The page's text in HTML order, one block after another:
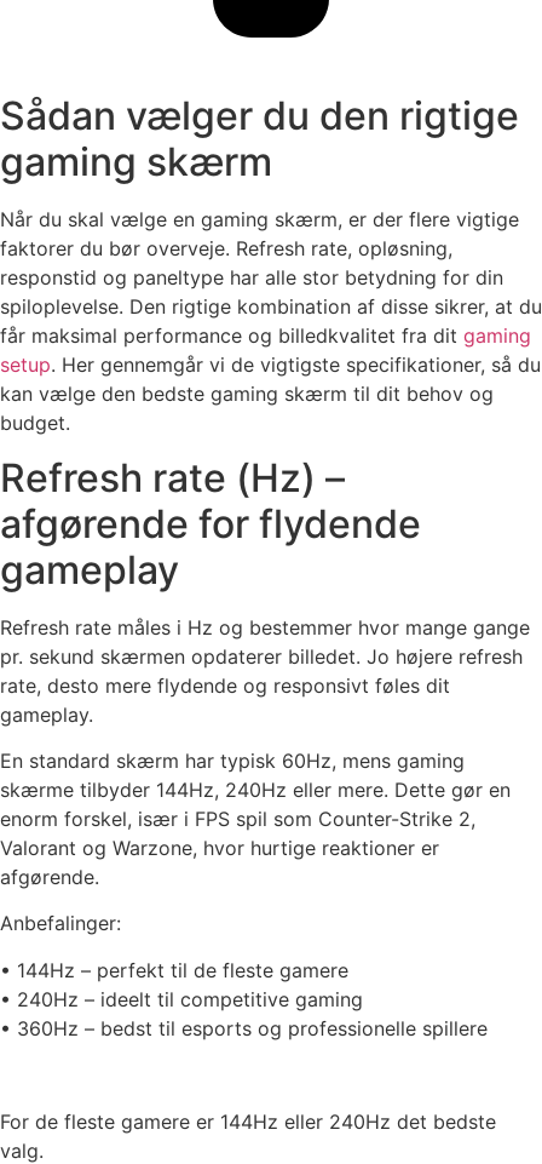
Sådan vælger du den rigtige
gaming skærm
Når du skal vælge en gaming skærm, er der flere vigtige
faktorer du bør overveje. Refresh rate, opløsning,
responstid og paneltype har alle stor betydning for din
spiloplevelse. Den rigtige kombination af disse sikrer, at du
får maksimal performance og billedkvalitet fra dit gaming
setup. Her gennemgår vi de vigtigste specifikationer, så du
kan vælge den bedste gaming skærm til dit behov og
budget.
Refresh rate (Hz) –
afgørende for flydende
gameplay
Refresh rate måles i Hz og bestemmer hvor mange gange
pr. sekund skærmen opdaterer billedet. Jo højere refresh
rate, desto mere flydende og responsivt føles dit
gameplay.
En standard skærm har typisk 60Hz, mens gaming
skærme tilbyder 144Hz, 240Hz eller mere. Dette gør en
enorm forskel, især i FPS spil som Counter-Strike 2,
Valorant og Warzone, hvor hurtige reaktioner er
afgørende.
Anbefalinger:
• 144Hz – perfekt til de fleste gamere
• 240Hz – ideelt til competitive gaming
• 360Hz – bedst til esports og professionelle spillere
For de fleste gamere er 144Hz eller 240Hz det bedste
valg.